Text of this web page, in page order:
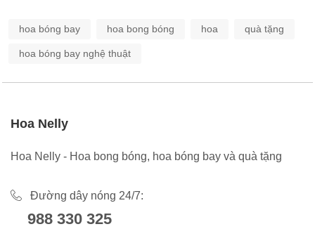
hoa bóng bay hoa bong bóng hoa quà tặng
hoa bóng bay nghệ thuật
Hoa Nelly
Hoa Nelly - Hoa bong bóng, hoa bóng bay và quà tặng
Đường dây nóng 24/7:
988 330 325